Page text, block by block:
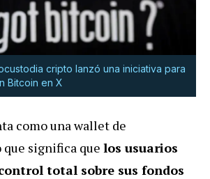
cripto lanzó una iniciativa para
Bitcoin en X
como una wallet de
significa que los usuarios
total sobre sus fondos